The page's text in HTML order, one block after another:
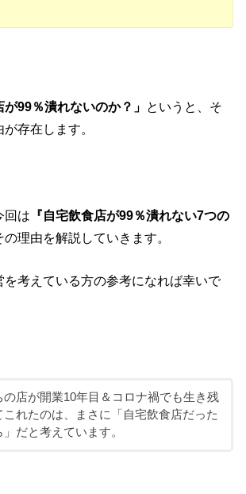
99％潰れないのか？」 というと、そ
存在します。
回は 『自宅飲食店が99％潰れない7つの
の理由を解説していきます。
を考えている方の参考になれば幸いで
の店が開業10年目＆コロナ禍でも生き残
これたのは、まさに「自宅飲食店だった
」だと考えています。